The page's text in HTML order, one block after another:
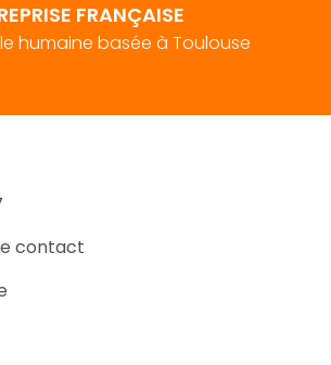
FRANÇAISE
humaine basée à Toulouse
contact